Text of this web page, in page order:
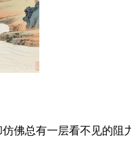
佛总有一层看不见的